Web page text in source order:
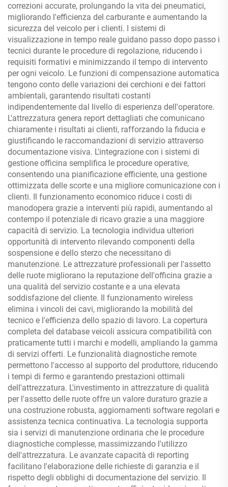
correzioni accurate, prolungando la vita dei pneumatici,
migliorando l'efficienza del carburante e aumentando la
sicurezza del veicolo per i clienti. I sistemi di
visualizzazione in tempo reale guidano passo dopo passo i
tecnici durante le procedure di regolazione, riducendo i
requisiti formativi e minimizzando il tempo di intervento
per ogni veicolo. Le funzioni di compensazione automatica
tengono conto delle variazioni dei cerchioni e dei fattori
ambientali, garantendo risultati costanti
indipendentemente dal livello di esperienza dell'operatore.
L'attrezzatura genera report dettagliati che comunicano
chiaramente i risultati ai clienti, rafforzando la fiducia e
giustificando le raccomandazioni di servizio attraverso
documentazione visiva. L'integrazione con i sistemi di
gestione officina semplifica le procedure operative,
consentendo una pianificazione efficiente, una gestione
ottimizzata delle scorte e una migliore comunicazione con i
clienti. Il funzionamento economico riduce i costi di
manodopera grazie a interventi più rapidi, aumentando al
contempo il potenziale di ricavo grazie a una maggiore
capacità di servizio. La tecnologia individua ulteriori
opportunità di intervento rilevando componenti della
sospensione e dello sterzo che necessitano di
manutenzione. Le attrezzature professionali per l'assetto
delle ruote migliorano la reputazione dell'officina grazie a
una qualità del servizio costante e a una elevata
soddisfazione del cliente. Il funzionamento wireless
elimina i vincoli dei cavi, migliorando la mobilità del
tecnico e l'efficienza dello spazio di lavoro. La copertura
completa del database veicoli assicura compatibilità con
praticamente tutti i marchi e modelli, ampliando la gamma
di servizi offerti. Le funzionalità diagnostiche remote
permettono l'accesso al supporto del produttore, riducendo
i tempi di fermo e garantendo prestazioni ottimali
dell'attrezzatura. L'investimento in attrezzature di qualità
per l'assetto delle ruote offre un valore duraturo grazie a
una costruzione robusta, aggiornamenti software regolari e
assistenza tecnica continuativa. La tecnologia supporta
sia i servizi di manutenzione ordinaria che le procedure
diagnostiche complesse, massimizzando l'utilizzo
dell'attrezzatura. Le avanzate capacità di reporting
facilitano l'elaborazione delle richieste di garanzia e il
rispetto degli obblighi di documentazione del servizio. Il